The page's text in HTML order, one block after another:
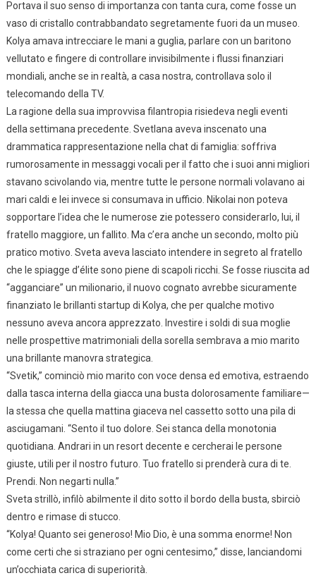
Portava il suo senso di importanza con tanta cura, come fosse un
vaso di cristallo contrabbandato segretamente fuori da un museo.
Kolya amava intrecciare le mani a guglia, parlare con un baritono
vellutato e fingere di controllare invisibilmente i flussi finanziari
mondiali, anche se in realtà, a casa nostra, controllava solo il
telecomando della TV.
La ragione della sua improvvisa filantropia risiedeva negli eventi
della settimana precedente. Svetlana aveva inscenato una
drammatica rappresentazione nella chat di famiglia: soffriva
rumorosamente in messaggi vocali per il fatto che i suoi anni migliori
stavano scivolando via, mentre tutte le persone normali volavano ai
mari caldi e lei invece si consumava in ufficio. Nikolai non poteva
sopportare l’idea che le numerose zie potessero considerarlo, lui, il
fratello maggiore, un fallito. Ma c’era anche un secondo, molto più
pratico motivo. Sveta aveva lasciato intendere in segreto al fratello
che le spiagge d’élite sono piene di scapoli ricchi. Se fosse riuscita ad
“agganciare” un milionario, il nuovo cognato avrebbe sicuramente
finanziato le brillanti startup di Kolya, che per qualche motivo
nessuno aveva ancora apprezzato. Investire i soldi di sua moglie
nelle prospettive matrimoniali della sorella sembrava a mio marito
una brillante manovra strategica.
“Svetik,” cominciò mio marito con voce densa ed emotiva, estraendo
dalla tasca interna della giacca una busta dolorosamente familiare—
la stessa che quella mattina giaceva nel cassetto sotto una pila di
asciugamani. “Sento il tuo dolore. Sei stanca della monotonia
quotidiana. Andrari in un resort decente e cercherai le persone
giuste, utili per il nostro futuro. Tuo fratello si prenderà cura di te.
Prendi. Non negarti nulla.”
Sveta strillò, infilò abilmente il dito sotto il bordo della busta, sbirciò
dentro e rimase di stucco.
“Kolya! Quanto sei generoso! Mio Dio, è una somma enorme! Non
come certi che si straziano per ogni centesimo,” disse, lanciandomi
un’occhiata carica di superiorità.